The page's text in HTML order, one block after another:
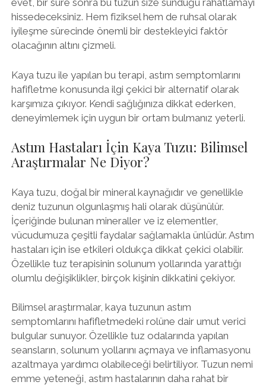
evet, bir süre sonra bu tuzun size sunduğu rahatlamayı
hissedeceksiniz. Hem fiziksel hem de ruhsal olarak
iyileşme sürecinde önemli bir destekleyici faktör
olacağının altını çizmeli.
Kaya tuzu ile yapılan bu terapi, astım semptomlarını
hafifletme konusunda ilgi çekici bir alternatif olarak
karşımıza çıkıyor. Kendi sağlığınıza dikkat ederken,
deneyimlemek için uygun bir ortam bulmanız yeterli.
Astım Hastaları İçin Kaya Tuzu: Bilimsel
Araştırmalar Ne Diyor?
Kaya tuzu, doğal bir mineral kaynağıdır ve genellikle
deniz tuzunun olgunlaşmış hali olarak düşünülür.
İçeriğinde bulunan mineraller ve iz elementler,
vücudumuza çeşitli faydalar sağlamakla ünlüdür. Astım
hastaları için ise etkileri oldukça dikkat çekici olabilir.
Özellikle tuz terapisinin solunum yollarında yarattığı
olumlu değişiklikler, birçok kişinin dikkatini çekiyor.
Bilimsel araştırmalar, kaya tuzunun astım
semptomlarını hafifletmedeki rolüne dair umut verici
bulgular sunuyor. Özellikle tuz odalarında yapılan
seansların, solunum yollarını açmaya ve inflamasyonu
azaltmaya yardımcı olabileceği belirtiliyor. Tuzun nemi
emme yeteneği, astım hastalarının daha rahat bir